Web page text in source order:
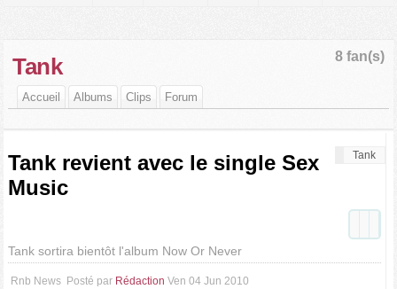
8 fan(s)
Tank
Accueil Albums Clips Forum
Tank
Tank revient avec le single Sex
Music
Tank sortira bientôt l'album Now Or Never
Rnb News Posté par Rédaction Ven 04 Jun 2010